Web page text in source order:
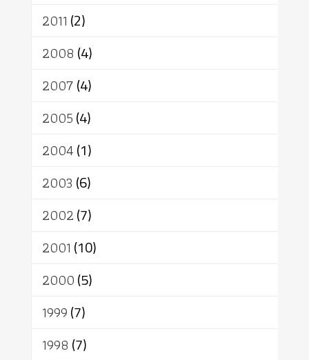
2011 (2)
2008 (4)
2007(4)
2005(4)
2004(1)
2003 (6)
2002(7)
2001 (10)
2000(5)
1999(7)
1998 (7)